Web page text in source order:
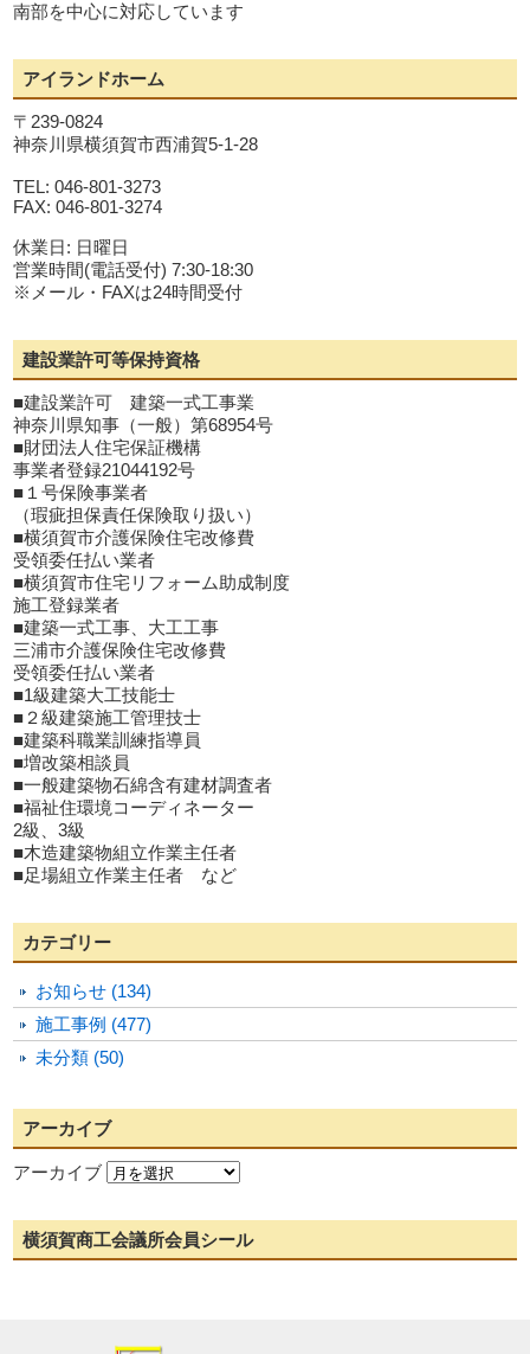
南部を中心に対応しています
アイランドホーム
〒239-0824
神奈川県横須賀市西浦賀5-1-28
TEL: 046-801-3273
FAX: 046-801-3274
休業日: 日曜日
営業時間(電話受付) 7:30-18:30
※メール・FAXは24時間受付
建設業許可等保持資格
■建設業許可 建築一式工事業
神奈川県知事（一般）第68954号
■財団法人住宅保証機構
事業者登録21044192号
■１号保険事業者
（瑕疵担保責任保険取り扱い）
■横須賀市介護保険住宅改修費
受領委任払い業者
■横須賀市住宅リフォーム助成制度
施工登録業者
■建築一式工事、大工工事
三浦市介護保険住宅改修費
受領委任払い業者
■1級建築大工技能士
■２級建築施工管理技士
■建築科職業訓練指導員
■増改築相談員
■一般建築物石綿含有建材調査者
■福祉住環境コーディネーター
2級、3級
■木造建築物組立作業主任者
■足場組立作業主任者 など
カテゴリー
お知らせ (134)
施工事例 (477)
未分類 (50)
アーカイブ
アーカイブ
横須賀商工会議所会員シール